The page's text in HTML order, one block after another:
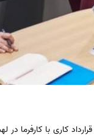
کاری با کارفرما